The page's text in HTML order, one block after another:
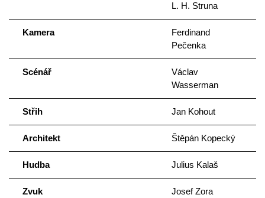
L. H. Struna
Kamera
Ferdinand
Pečenka
Scénář
Václav
Wasserman
Střih Jan Kohout
Architekt Štěpán Kopecký
Hudba Julius Kalaš
Zvuk Josef Zora